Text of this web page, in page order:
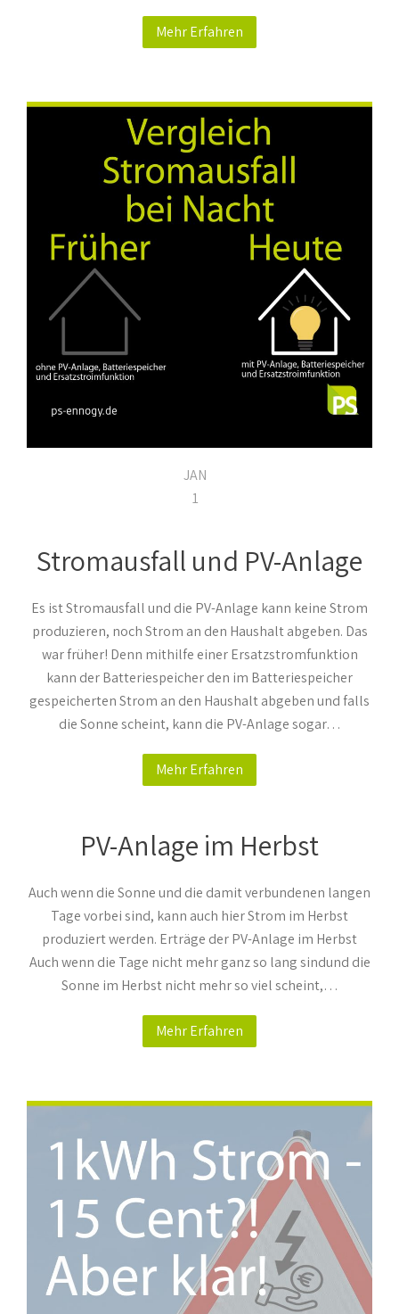
Mehr Erfahren
JAN
1
Stromausfall und PV-Anlage
Es ist Stromausfall und die PV-Anlage kann keine Strom
produzieren, noch Strom an den Haushalt abgeben. Das
war früher! Denn mithilfe einer Ersatzstromfunktion
kann der Batteriespeicher den im Batteriespeicher
gespeicherten Strom an den Haushalt abgeben und falls
die Sonne scheint, kann die PV-Anlage sogar…
Mehr Erfahren
PV-Anlage im Herbst
Auch wenn die Sonne und die damit verbundenen langen
Tage vorbei sind, kann auch hier Strom im Herbst
produziert werden. Erträge der PV-Anlage im Herbst
Auch wenn die Tage nicht mehr ganz so lang sindund die
Sonne im Herbst nicht mehr so viel scheint,…
Mehr Erfahren